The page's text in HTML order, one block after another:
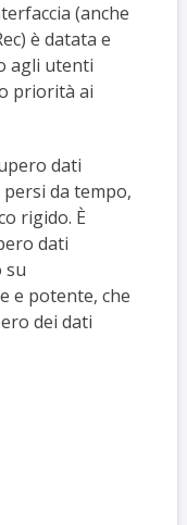
(anche
è datata e
agli utenti
priorità ai
dati
da tempo,
rigido. È
dati
su
e potente, che
dei dati